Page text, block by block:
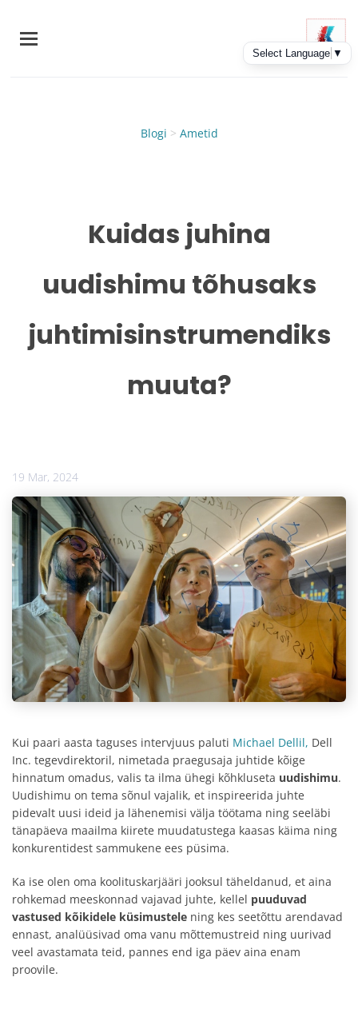
main
Blogi > Ametid
Kuidas juhina
uudishimu tõhusaks
juhtimisinstrumendiks
muuta?
19 Mar, 2024
Kui paari aasta taguses intervjuus paluti Michael Dellil, Dell
Inc. tegevdirektoril, nimetada praegusaja juhtide kõige
hinnatum omadus, valis ta ilma ühegi kõhkluseta uudishimu.
Uudishimu on tema sõnul vajalik, et inspireerida juhte
pidevalt uusi ideid ja lähenemisi välja töötama ning seeläbi
tänapäeva maailma kiirete muudatustega kaasas käima ning
konkurentidest sammukene ees püsima.
Ka ise olen oma koolituskarjääri jooksul täheldanud, et aina
rohkemad meeskonnad vajavad juhte, kellel puuduvad
vastused kõikidele küsimustele ning kes seetõttu arendavad
ennast, analüüsivad oma vanu mõttemustreid ning uurivad
veel avastamata teid, pannes end iga päev aina enam
proovile.